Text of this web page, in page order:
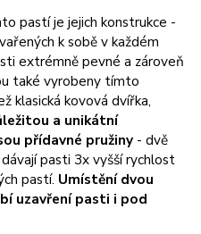
pastí je jejich konstrukce -
k sobě v každém
extrémně pevné a zároveň
také vyrobeny tímto
klasická kovová dvířka,
a unikátní
přídavné pružiny - dvě
pasti 3x vyšší rychlost
pastí. Umístění dvou
uzavření pasti i pod